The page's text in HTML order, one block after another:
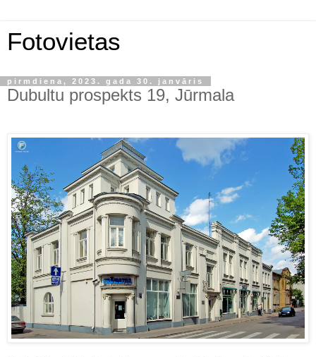
Fotovietas
pirmdiena, 2023. gada 30. janvāris
Dubultu prospekts 19, Jūrmala